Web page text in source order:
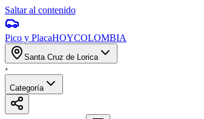
Saltar al contenido
Pico y PlacaHOYCOLOMBIA
Santa Cruz de Lorica
›
Categoría